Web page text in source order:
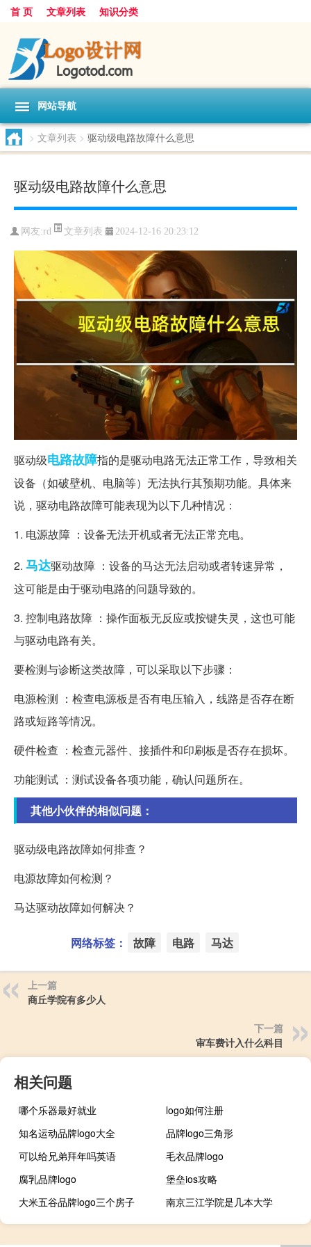
首 页 文章列表 知识分类
网站导航
> 文章列表 > 驱动级电路故障什么意思
驱动级电路故障什么意思
网友:rd 文章列表 2024-12-16 20:23:12
驱动级电路故障指的是驱动电路无法正常工作，导致相关
设备（如破壁机、电脑等）无法执行其预期功能。具体来
说，驱动电路故障可能表现为以下几种情况：
1. 电源故障 ：设备无法开机或者无法正常充电。
2. 马达驱动故障 ：设备的马达无法启动或者转速异常，
这可能是由于驱动电路的问题导致的。
3. 控制电路故障 ：操作面板无反应或按键失灵，这也可能
与驱动电路有关。
要检测与诊断这类故障，可以采取以下步骤：
电源检测 ：检查电源板是否有电压输入，线路是否存在断
路或短路等情况。
硬件检查 ：检查元器件、接插件和印刷板是否存在损坏。
功能测试 ：测试设备各项功能，确认问题所在。
其他小伙伴的相似问题：
驱动级电路故障如何排查？
电源故障如何检测？
马达驱动故障如何解决？
网络标签： 故障 电路 马达
上一篇
商丘学院有多少人
下一篇
审车费计入什么科目
相关问题
哪个乐器最好就业
logo如何注册
知名运动品牌logo大全
品牌logo三角形
可以给兄弟拜年吗英语
毛衣品牌logo
腐乳品牌logo
堡垒ios攻略
大米五谷品牌logo三个房子
南京三江学院是几本大学